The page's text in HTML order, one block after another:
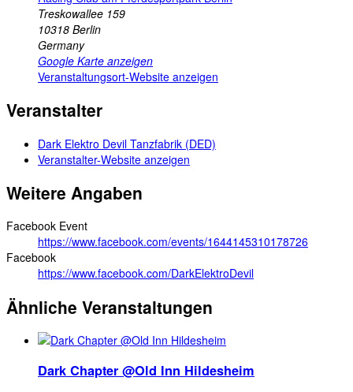
Treskowallee 159
10318 Berlin
Germany
Google Karte anzeigen
Veranstaltungsort-Website anzeigen
Veranstalter
Dark Elektro Devil Tanzfabrik (DED)
Veranstalter-Website anzeigen
Weitere Angaben
Facebook Event
https://www.facebook.com/events/1644145310178726
Facebook
https://www.facebook.com/DarkElektroDevil
Ähnliche Veranstaltungen
Dark Chapter @Old Inn Hildesheim